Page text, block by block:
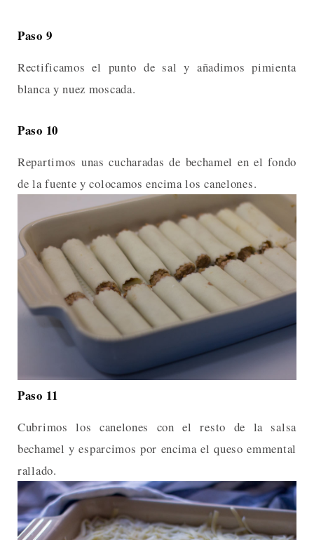
Paso 9
Rectificamos el punto de sal y añadimos pimienta
blanca y nuez moscada.
Paso 10
Repartimos unas cucharadas de bechamel en el fondo
de la fuente y colocamos encima los canelones.
Paso 11
Cubrimos los canelones con el resto de la salsa
bechamel y esparcimos por encima el queso emmental
rallado.